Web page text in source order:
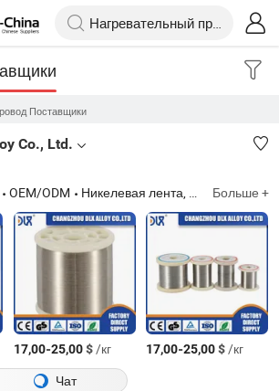
Поставщики
Co., Ltd.
OEM/ODM Никелевая лента, нихромовая проволока, никелевая проволока, резистивная проволока, никелевая сварочная проволока, инконель, инколой, нагревательная проволока, проволока термопары, никелевый сплав Больше +
17,00-25,00$/кг 17,00-25,00$/кг
Чат